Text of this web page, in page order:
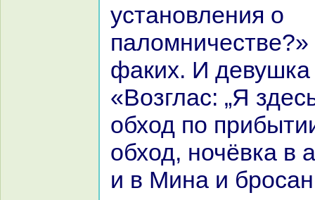
установления о
факих. И девушка
«Возглас: „Я
обход по
обход, ночёвка в
и в Минa и